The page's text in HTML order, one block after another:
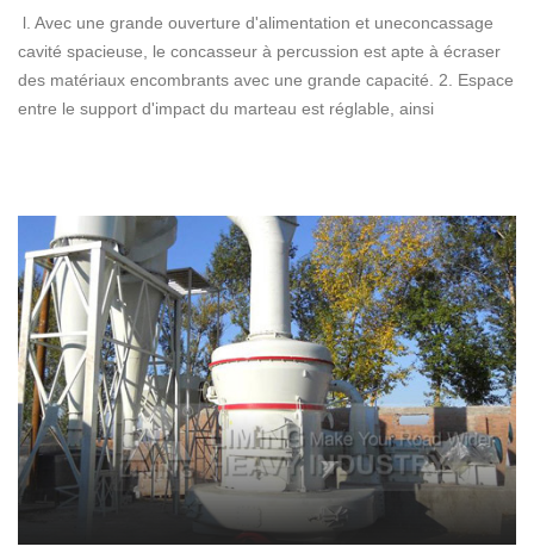
l. Avec une grande ouverture d'alimentation et uneconcassage
cavité spacieuse, le concasseur à percussion est apte à écraser
des matériaux encombrants avec une grande capacité. 2. Espace
entre le support d'impact du marteau est réglable, ainsi